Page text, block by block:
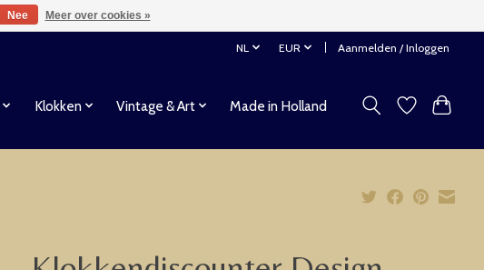
NL EUR Aanmelden / Inloggen
Klokken Vintage & Art Made in Holland
Nee Meer over cookies »